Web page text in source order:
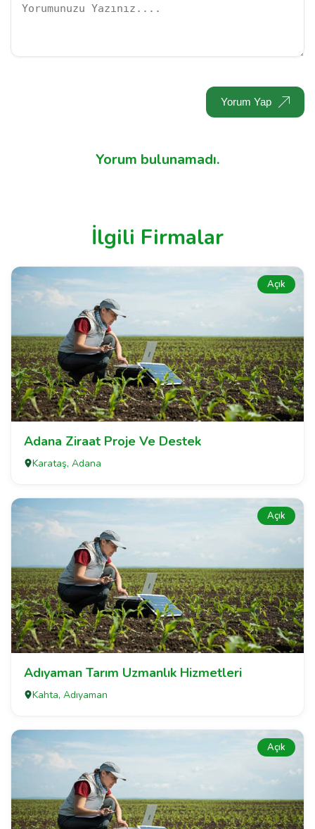
Yorum Yap
Yorum bulunamadı.
İlgili Firmalar
Açık
Adana Ziraat Proje Ve Destek
Karataş, Adana
Açık
Adıyaman Tarım Uzmanlık Hizmetleri
Kahta, Adıyaman
Açık